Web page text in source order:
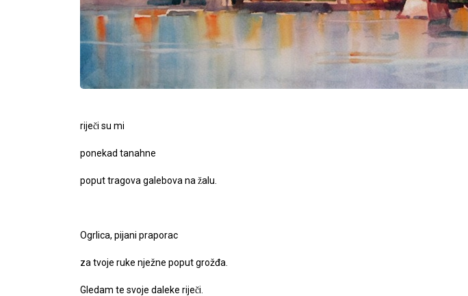
riječi su mi
ponekad tanahne
poput tragova galebova na žalu.
Ogrlica, pijani praporac
za tvoje ruke nježne poput grožđa.
Gledam te svoje daleke riječi.